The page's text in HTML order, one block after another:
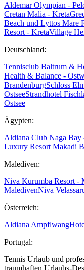
Aldemar Olympian -
Cretan Malia - Kreta
Beach und Lyttos Mare
Resort - KretaVillage
Deutschland:
Tennisclub Baltrum &
Health & Balance -
BrandenburgSchloss
OstseeStrandhotel
Ostsee
Ägypten:
Aldiana Club Naga Bay
Luxury Resort Makadi
Malediven:
Niva Kurumba Resort -
MaledivenNiva
Österreich:
Aldiana Ampflwang
Portugal:
Tennis Urlaub und